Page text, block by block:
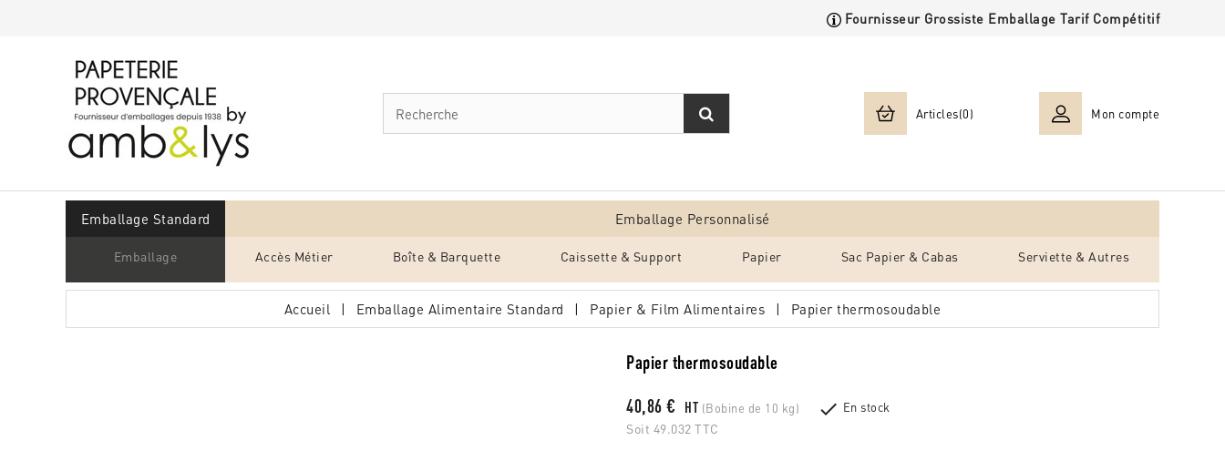
Fournisseur Grossiste Emballage Tarif Compétitif
Articles(0) Mon compte
Emballage Standard Emballage Personnalisé
Emballage Accès Métier Boîte & Barquette Caissette & Support Papier Sac Papier & Cabas Serviette & Autres
Accueil Emballage Alimentaire Standard Papier & Film Alimentaires Papier thermosoudable
Papier thermosoudable
40,86 € HT (Bobine de 10 kg)
Soit 49.032 TTC
 En stock